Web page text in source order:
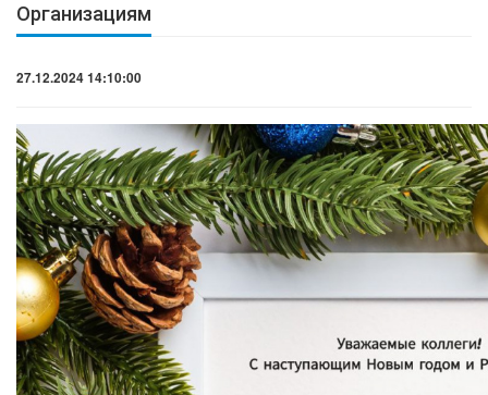
Организациям
27.12.2024 14:10:00